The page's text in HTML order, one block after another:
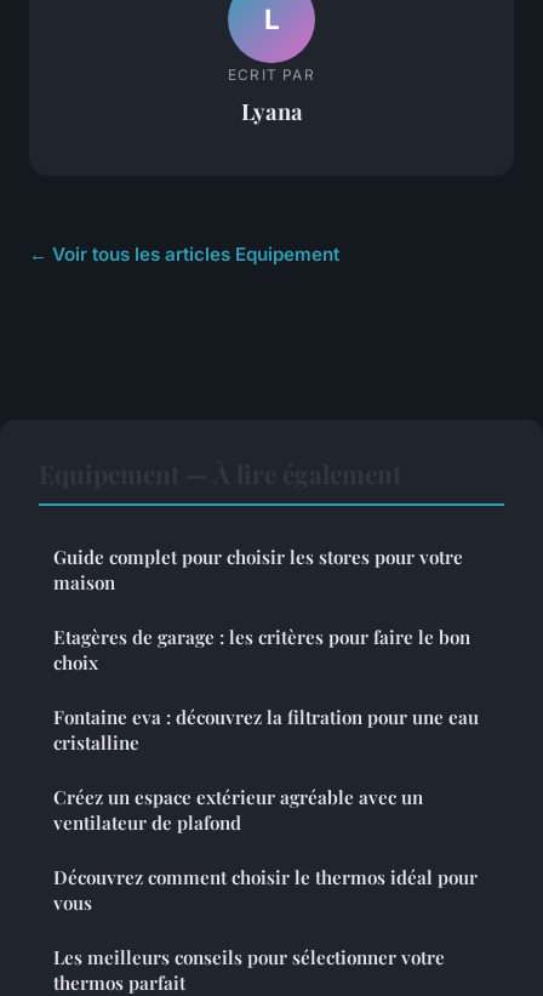
L
ECRIT PAR
Lyana
← Voir tous les articles Equipement
Guide complet pour choisir les stores pour votre
maison
Etagères de garage : les critères pour faire le bon
choix
Fontaine eva : découvrez la filtration pour une eau
cristalline
Créez un espace extérieur agréable avec un
ventilateur de plafond
Découvrez comment choisir le thermos idéal pour
vous
Les meilleurs conseils pour sélectionner votre
thermos parfait